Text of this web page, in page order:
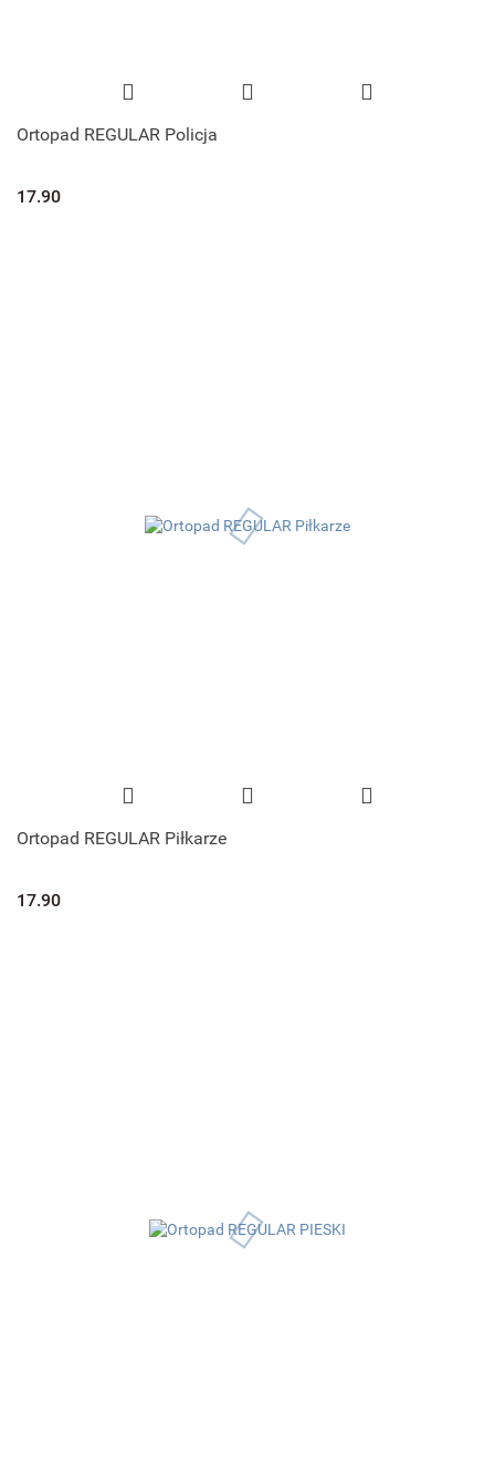
Ortopad REGULAR Policja
17.90
Ortopad REGULAR Piłkarze
17.90